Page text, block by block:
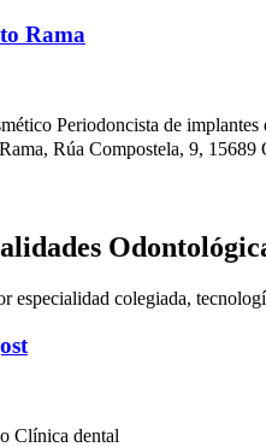
Rama
Periodoncista de implantes
Rúa Compostela, 9, 15689
especialidad colegiada,
Clínica dental